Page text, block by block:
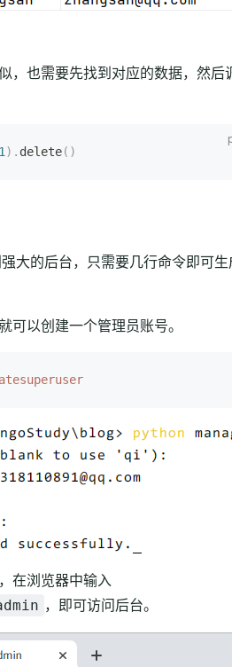
，也需要先找到对应的数据，然后
1 ). delete()
大的后台，只需要几行命令即可生
可以创建一个管理员账号。
在浏览器中输入
，即可访问后台。